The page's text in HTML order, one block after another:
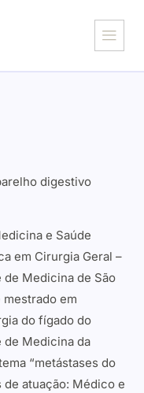
digestivo
e Saúde
em Cirurgia Geral –
de Medicina de São
em
do fígado do
de Medicina da
“metástases do
atuação: Médico e